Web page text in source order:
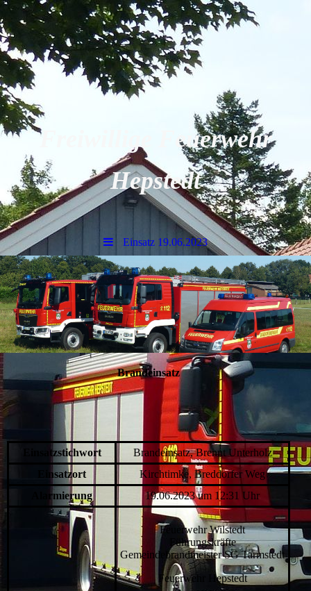
Freiwillige Feuerwehr
Hepstedt
Einsatz 19.06.2023
Brandeinsatz
Einsatzstichwort
Brandeinsatz, Brennt Unterholz
Einsatzort
Kirchtimke, Breddorfer Weg
Alarmierung
19.06.2023 um 12:31 Uhr
Feuerwehr Wilstedt
Führungskräfte
Gemeindebrandmeister SG Tarmstedt
Feuerwehr Hepstedt